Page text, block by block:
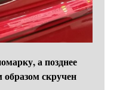
а позднее
образом скручен